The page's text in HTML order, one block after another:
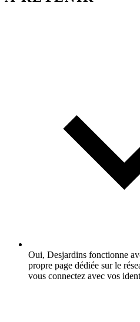
Oui, Desjardins fonctionne
propre page dédiée sur le
vous connectez avec vos